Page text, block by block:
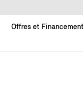
Offres et Financement